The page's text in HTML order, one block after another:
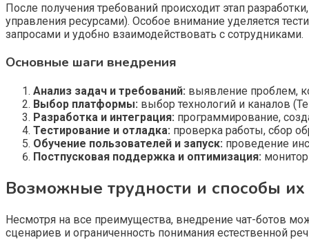
После получения требований происходит этап
управления ресурсами). Особое внимание уделяется
запросами и удобно взаимодействовать с сотрудниками.
Основные шаги внедрения
Анализ задач и требований: выявление проблем,
Выбор платформы: выбор технологий и каналов
Разработка и интеграция: программирование,
Тестирование и отладка: проверка работы, сбор
Обучение пользователей и запуск: проведение
Постпусковая поддержка и оптимизация:
Возможные трудности и способы
Несмотря на все преимущества, внедрение чат-ботов
сценариев и ограниченность понимания естественной